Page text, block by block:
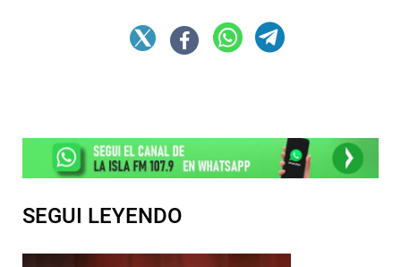
SEGUI LEYENDO